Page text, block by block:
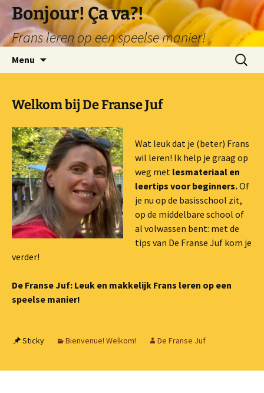
naar
de
inhoud
Bonjour! Ça va?!
Frans leren op een speelse manier!
Menu
Zoeken
naar:
Welkom bij De Franse Juf
Wat leuk dat je (beter) Frans
wil leren! Ik help je graag op
weg met lesmateriaal en
leertips voor beginners.Of
je nu op de basisschool zit,
op de middelbare school of
al volwassen bent: met de
tips van De Franse Juf kom je
verder!
De Franse Juf: Leuk en makkelijk Frans leren op een
speelse manier!
Sticky Bienvenue! Welkom! De Franse Juf